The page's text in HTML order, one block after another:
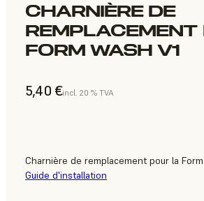
CHARNIÈRE DE
REMPLACEMENT
FORM WASH V1
5,40 €incl. 20 % TVA
Charnière de remplacement pour la Form
Guide d'installation